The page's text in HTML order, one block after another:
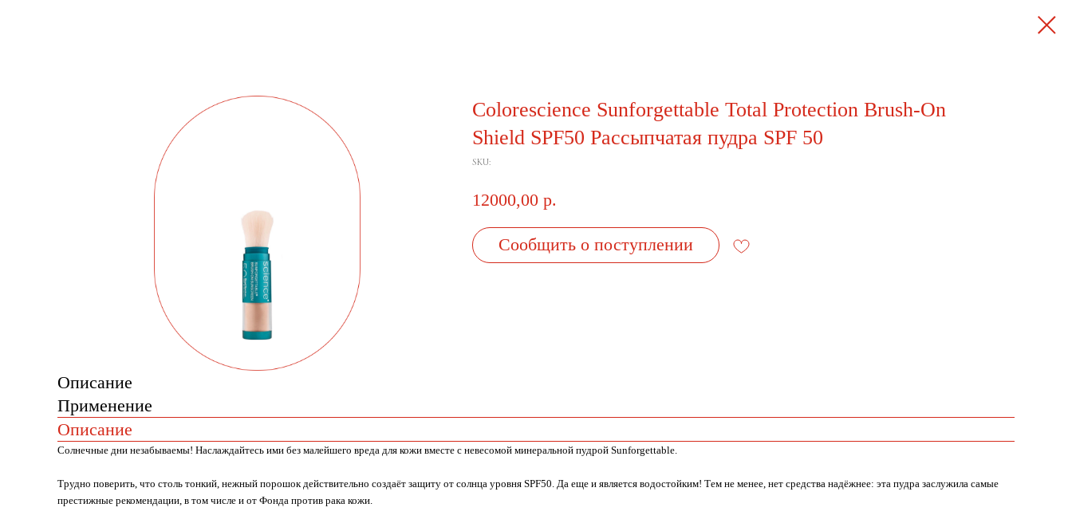
Colorescience Sunforgettable Total Protection Brush-On
Shield SPF50 Рассыпчатая пудра SPF 50
SKU:
12000,00 р.
Сообщить о поступлении
Описание
Применение
Описание
Солнечные дни незабываемы! Наслаждайтесь ими без малейшего вреда для кожи вместе с невесомой минеральной пудрой Sunforgettable.
Трудно поверить, что столь тонкий, нежный порошок действительно создаёт защиту от солнца уровня SPF50. Да еще и является водостойким! Тем не менее, нет средства надёжнее: эта пудра заслужила самые
престижные рекомендации, в том числе и от Фонда против рака кожи.